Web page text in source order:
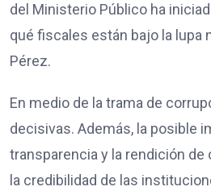
del Ministerio Público ha
qué fiscales están bajo la lupa
Pérez.
En medio de la trama de
decisivas. Además, la posible
transparencia y la rendición
la credibilidad de las